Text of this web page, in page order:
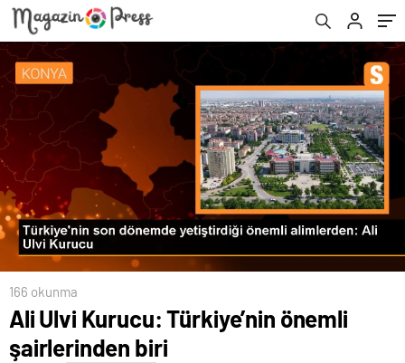
166 okunma
Ali Ulvi Kurucu: Türkiye’nin önemli
şairlerinden biri